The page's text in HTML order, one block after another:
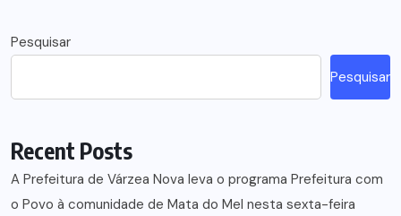
Pesquisar
Pesquisar
Recent Posts
A Prefeitura de Várzea Nova leva o programa Prefeitura com
o Povo à comunidade de Mata do Mel nesta sexta-feira